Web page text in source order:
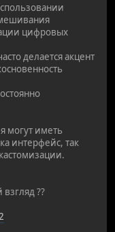
цифровых
делается акцент
могут иметь
интерфейс, так
??